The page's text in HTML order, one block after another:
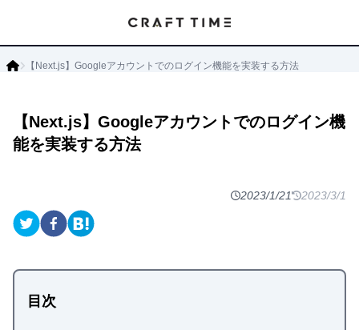
【Next.js】Googleアカウントでのログイン機能を実装する方法
【Next.js】Googleアカウントでのログイン機
能を実装する方法
2023/1/21 2023/3/1
目次